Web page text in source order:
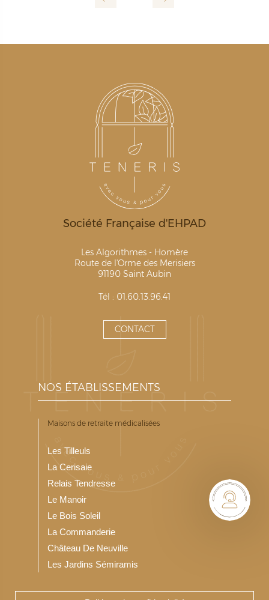
Société Française d'EHPAD
Les Algorithmes - Homère
Route de l'Orme des Merisiers
91190 Saint Aubin
Tél : 01.60.13.96.41
CONTACT
NOS ÉTABLISSEMENTS
Maisons de retraite médicalisées
Les Tilleuls
La Cerisaie
Relais Tendresse
Le Manoir
Le Bois Soleil
La Commanderie
Château De Neuville
Les Jardins Sémiramis